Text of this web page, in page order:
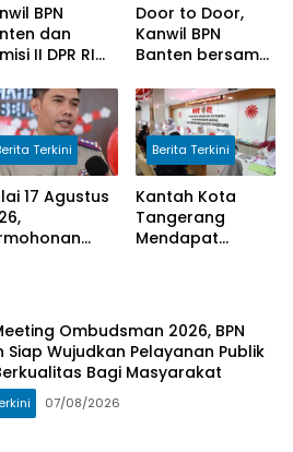
BPN
dan
II DPR RI
BPN
Door to Door,
Kanwil BPN
Banten bersama
Serahkan
Sertipikat
Kepada
Masyarakat
Terkini
17 Agustus
Selesai
Berita Terkini
Kantah Kota
Tangerang
Mendapat
Program
Pengukuran
Terjadwal
Ombudsman 2026, BPN
Siap Wujudkan Pelayanan Publik
Bagi Masyarakat
07/08/2026